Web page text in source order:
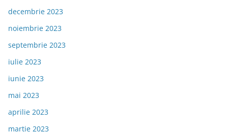
decembrie 2023
noiembrie 2023
septembrie 2023
iulie 2023
iunie 2023
mai 2023
aprilie 2023
martie 2023